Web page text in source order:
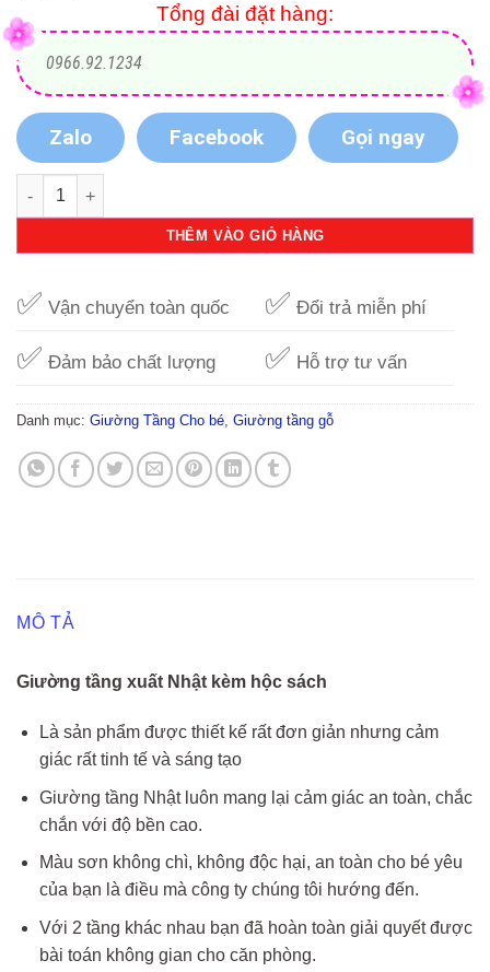
Tổng đài đặt hàng:
0966.92.1234
Zalo Facebook Gọi ngay
Giường tầng xuất Nhật kèm hộc sách số lượng
THÊM VÀO GIỎ HÀNG
✅ Vận chuyển toàn quốc ✅ Đổi trả miễn phí
✅ Đảm bảo chất lượng ✅ Hỗ trợ tư vấn
Danh mục: Giường Tầng Cho bé, Giường tầng gỗ
MÔ TẢ
Giường tầng xuất Nhật kèm hộc sách
Là sản phẩm được thiết kế rất đơn giản nhưng cảm
giác rất tinh tế và sáng tạo
Giường tầng Nhật luôn mang lại cảm giác an toàn, chắc
chắn với độ bền cao.
Màu sơn không chì, không độc hại, an toàn cho bé yêu
của bạn là điều mà công ty chúng tôi hướng đến.
Với 2 tầng khác nhau bạn đã hoàn toàn giải quyết được
bài toán không gian cho căn phòng.